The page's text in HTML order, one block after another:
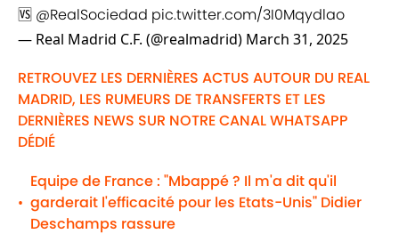
🆚 @RealSociedad pic.twitter.com/3I0Mqydlao
— Real Madrid C.F. (@realmadrid) March 31, 2025
RETROUVEZ LES DERNIÈRES ACTUS AUTOUR DU REAL
MADRID, LES RUMEURS DE TRANSFERTS ET LES
DERNIÈRES NEWS SUR NOTRE CANAL WHATSAPP
DÉDIÉ
•
Equipe de France : "Mbappé ? Il m'a dit qu'il
garderait l'efficacité pour les Etats-Unis" Didier
Deschamps rassure